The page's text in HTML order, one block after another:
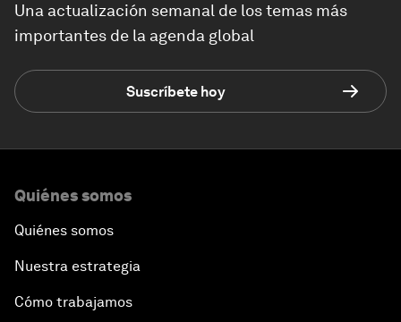
Una actualización semanal de los temas más
importantes de la agenda global
Suscríbete hoy
Quiénes somos
Quiénes somos
Nuestra estrategia
Cómo trabajamos